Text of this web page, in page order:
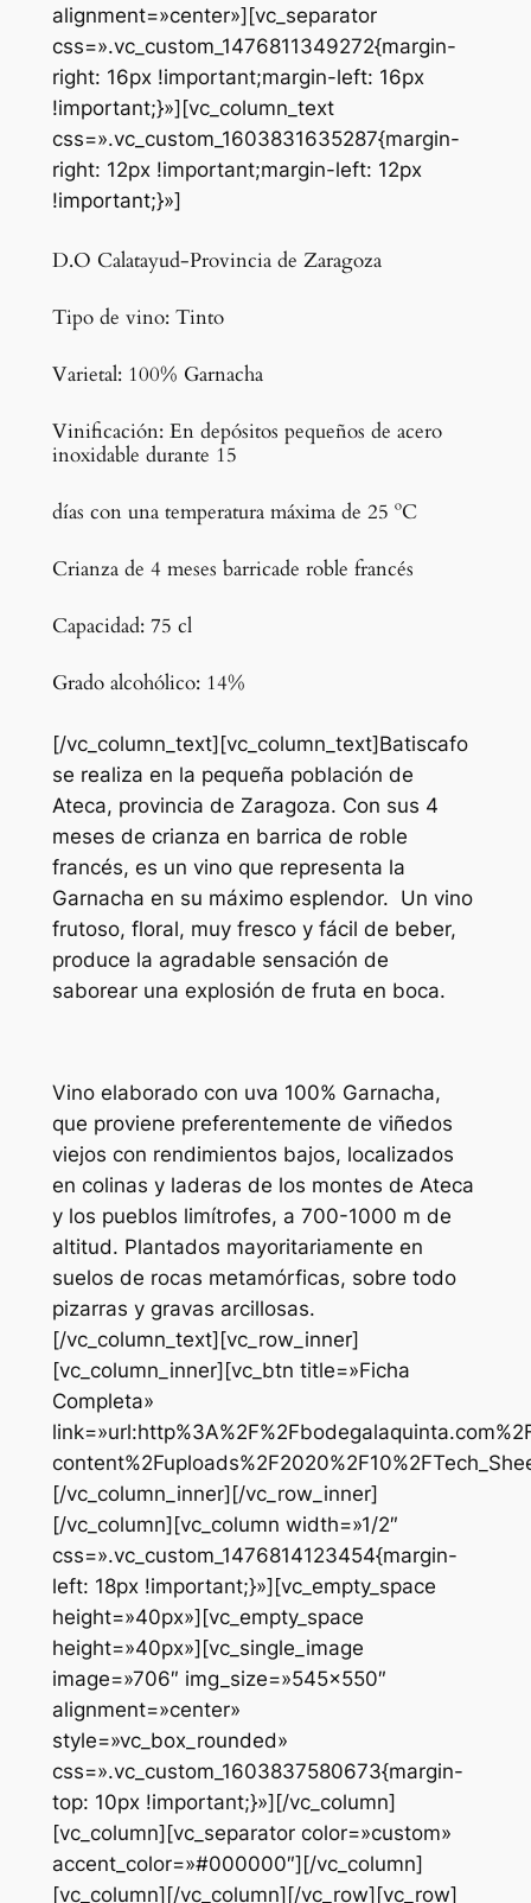
alignment=»center»][vc_separator
css=».vc_custom_1476811349272{margin-
right: 16px !important;margin-left: 16px
!important;}»][vc_column_text
css=».vc_custom_1603831635287{margin-
right: 12px !important;margin-left: 12px
!important;}»]
D.O Calatayud-Provincia de Zaragoza
Tipo de vino: Tinto
Varietal: 100% Garnacha
Vinificación: En depósitos pequeños de acero
inoxidable durante 15
días con una temperatura máxima de 25 ºC
Crianza de 4 meses barricade roble francés
Capacidad: 75 cl
Grado alcohólico: 14%
[/vc_column_text][vc_column_text]Batiscafo
se realiza en la pequeña población de
Ateca, provincia de Zaragoza. Con sus 4
meses de crianza en barrica de roble
francés, es un vino que representa la
Garnacha en su máximo esplendor. Un vino
frutoso, floral, muy fresco y fácil de beber,
produce la agradable sensación de
saborear una explosión de fruta en boca.
Vino elaborado con uva 100% Garnacha,
que proviene preferentemente de viñedos
viejos con rendimientos bajos, localizados
en colinas y laderas de los montes de Ateca
y los pueblos limítrofes, a 700-1000 m de
altitud. Plantados mayoritariamente en
suelos de rocas metamórficas, sobre todo
pizarras y gravas arcillosas.
[/vc_column_text][vc_row_inner]
[vc_column_inner][vc_btn title=»Ficha
Completa»
[/vc_column_inner][/vc_row_inner]
[/vc_column][vc_column width=»1/2″
css=».vc_custom_1476814123454{margin-
left: 18px !important;}»][vc_empty_space
height=»40px»][vc_empty_space
height=»40px»][vc_single_image
image=»706″ img_size=»545×550″
alignment=»center»
style=»vc_box_rounded»
css=».vc_custom_1603837580673{margin-
top: 10px !important;}»][/vc_column]
[vc_column][vc_separator color=»custom»
accent_color=»#000000″][/vc_column]
[vc_column][/vc_column][/vc_row][vc_row]